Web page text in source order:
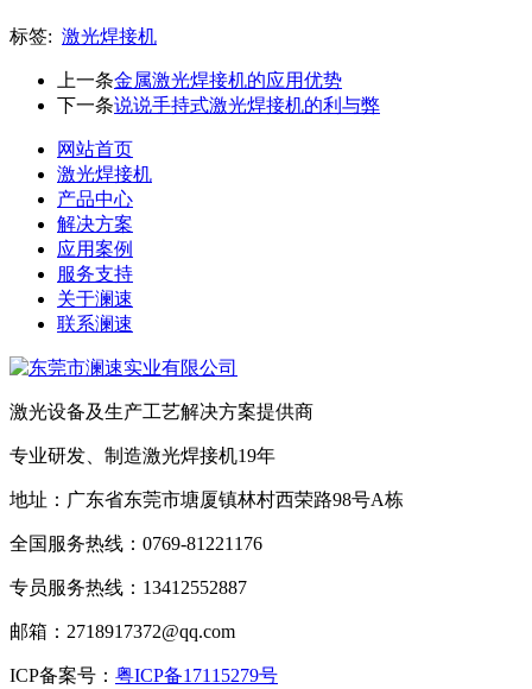
标签: 激光焊接机
上一条金属激光焊接机的应用优势
下一条说说手持式激光焊接机的利与弊
网站首页
激光焊接机
产品中心
解决方案
应用案例
服务支持
关于澜速
联系澜速
激光设备及生产工艺解决方案提供商
专业研发、制造激光焊接机19年
地址：广东省东莞市塘厦镇林村西荣路98号A栋
全国服务热线：0769-81221176
专员服务热线：13412552887
邮箱：2718917372@qq.com
ICP备案号： 粤ICP备17115279号